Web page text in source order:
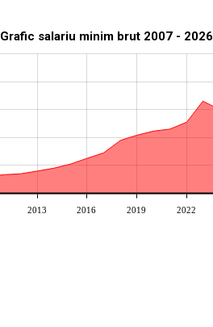
Grafic salariu minim brut 2007 - 2026
2013 2016 2019 2022